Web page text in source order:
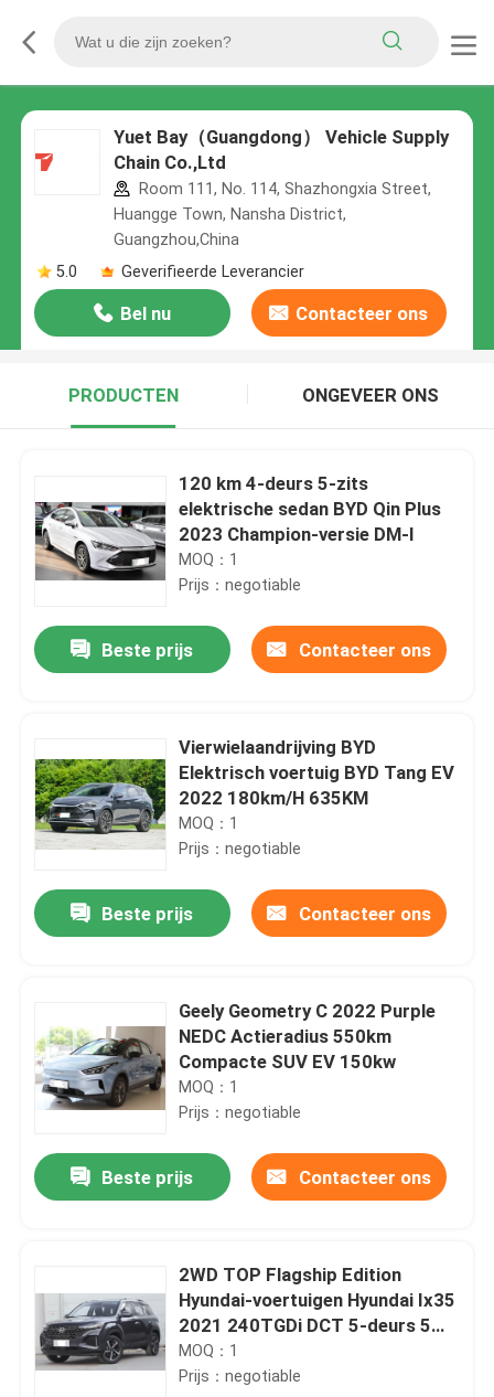
Yuet Bay（Guangdong） Vehicle Supply
Chain Co.,Ltd
Room 111, No. 114, Shazhongxia Street,
Huangge Town, Nansha District,
Guangzhou,China
5.0
Geverifieerde Leverancier
Bel nu Contacteer ons
PRODUCTEN ONGEVEER ONS
120 km 4-deurs 5-zits
elektrische sedan BYD Qin Plus
2023 Champion-versie DM-I
MOQ：1
Prijs：negotiable
Beste prijs Contacteer ons
Vierwielaandrijving BYD
Elektrisch voertuig BYD Tang EV
2022 180km/H 635KM
MOQ：1
Prijs：negotiable
Beste prijs Contacteer ons
Geely Geometry C 2022 Purple
NEDC Actieradius 550km
Compacte SUV EV 150kw
MOQ：1
Prijs：negotiable
Beste prijs Contacteer ons
2WD TOP Flagship Edition
Hyundai-voertuigen Hyundai Ix35
2021 240TGDi DCT 5-deurs 5
zitplaatsen
MOQ：1
Prijs：negotiable